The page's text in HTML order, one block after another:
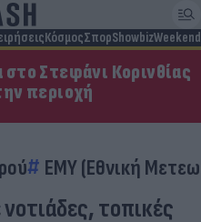
ΚόσμοςΣπορShowbizWeekend
Στεφάνι Κορινθίας
περιοχή
ΕΜΥ (Εθνική
τοπικές